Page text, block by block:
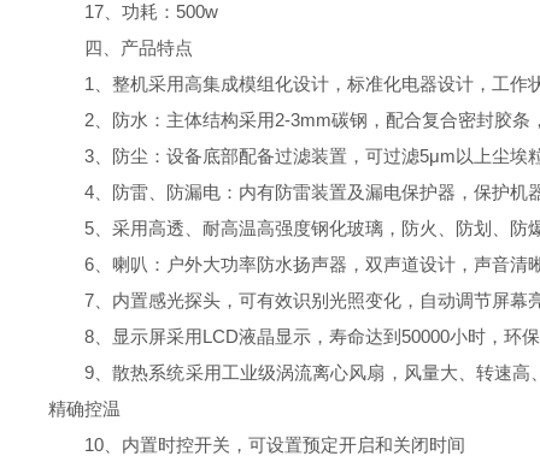
17、功耗：500w
四、产品特点
1、整机采用高集成模组化设计，标准化电器设计，工作
2、防水：主体结构采用2-3mm碳钢，配合复合密封胶条
3、防尘：设备底部配备过滤装置，可过滤5μm以上尘
4、防雷、防漏电：内有防雷装置及漏电保护器，保护机
5、采用高透、耐高温高强度钢化玻璃，防火、防划、防
6、喇叭：户外大功率防水扬声器，双声道设计，声音清
7、内置感光探头，可有效识别光照变化，自动调节屏幕
8、显示屏采用LCD液晶显示，寿命达到50000小时，环
9、散热系统采用工业级涡流离心风扇，风量大、转速
精确控温
10、内置时控开关，可设置预定开启和关闭时间